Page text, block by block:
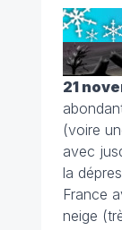
21
(voire
avec
la
France
neige